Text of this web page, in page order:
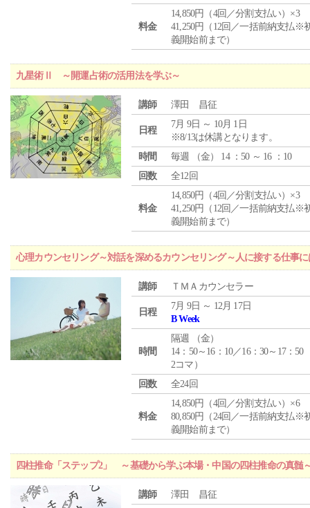
料金
14,850円（4回／分割支払い）×3
41,250円（12回／一括前納支払※
義開始前まで）
九星術Ⅱ ～開運占術の活用法を学ぶ～
講師 澤田 昌征
日程
7月 9日 ～ 10月 1日
※8/13は休講となります。
時間
毎週 （金） 14 ：50 ～ 16 ：10
回数
全12回
料金
14,850円（4回／分割支払い）×3
41,250円（12回／一括前納支払※
義開始前まで）
心理カウンセリング～対話を深めるカウンセリング～人に接する仕事
講師 ＴＭＡカウンセラー
日程
7月 9日 ～ 12月 17日
B Week
時間
隔週 （金）
14：50～16：10／16：30～17：50
2コマ）
回数
全24回
料金
14,850円（4回／分割支払い）×6
80,850円（24回／一括前納支払※
義開始前まで）
四柱推命「ステップ2」 ～基礎から学ぶ本場・中国の四柱推命の真髄
講師 澤田 昌征